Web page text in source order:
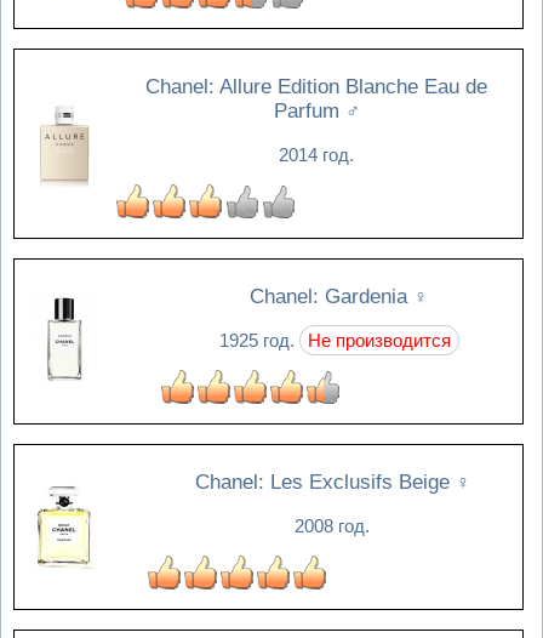
Chanel: Allure Edition Blanche Eau de
Parfum ♂
2014 год.
Chanel: Gardenia ♀
1925 год. Не производится
Chanel: Les Exclusifs Beige ♀
2008 год.